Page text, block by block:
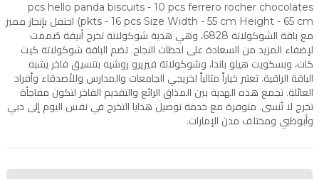
pcs hello panda biscuits - 10 pcs ferrero rocher chocolates
(pkts - 16 pcs Size Width - 55 cm Height - 65 cm احتفل بإنجاز مميز
مع باقة الشوكولاتة 6828، وهي هدية شوكولاتة تخرج أنيقة صُممت
لإضفاء المزيد من السعادة على لحظات النجاح. تضم الباقة شوكولاتة كيت
كات، وبسكويت هيلو باندا، وشوكولاتة فيريرو روشيه بتنسيق فاخر يشبه
الباقة الراقية. تعتبر خياراً مثالياً لخريجي الجامعات والمدارس وللأصدقاء وأفراد
العائلة. تجمع هذه الهدية بين المذاق الرائع والتقديم الفاخر لتكون مفاجأة
تخرج لا تُنسى. متوفرة مع خدمة توصيل هدايا التخرج في نفس اليوم إلى دبي
وأبوظبي ومختلف مدن الإمارات.